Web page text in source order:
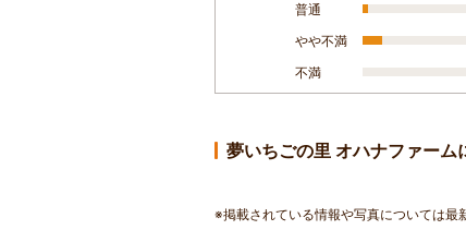
普通
やや不満
不満
夢いちごの里 オハナファーム
※掲載されている情報や写真については最